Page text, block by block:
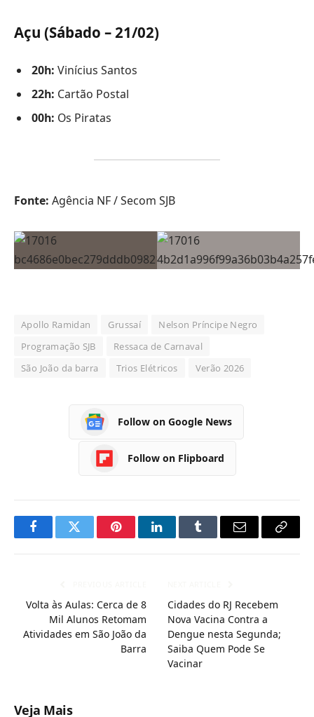
Açu (Sábado – 21/02)
20h: Vinícius Santos
22h: Cartão Postal
00h: Os Piratas
Fonte: Agência NF / Secom SJB
Apollo Ramidan Grussaí
Nelson Príncipe Negro
Programação SJB
Ressaca de Carnaval
São João da barra
Trios Elétricos Verão 2026
Follow on Google News
Follow on Flipboard
FacebookTwitter PinterestLinkedInTumblr Email
Copy
Volta às Aulas: Cerca de 8
Mil Alunos Retomam
Atividades em São João da
Barra
Cidades do RJ Recebem
Nova Vacina Contra a
Dengue nesta Segunda;
Saiba Quem Pode Se
Vacinar
Veja Mais